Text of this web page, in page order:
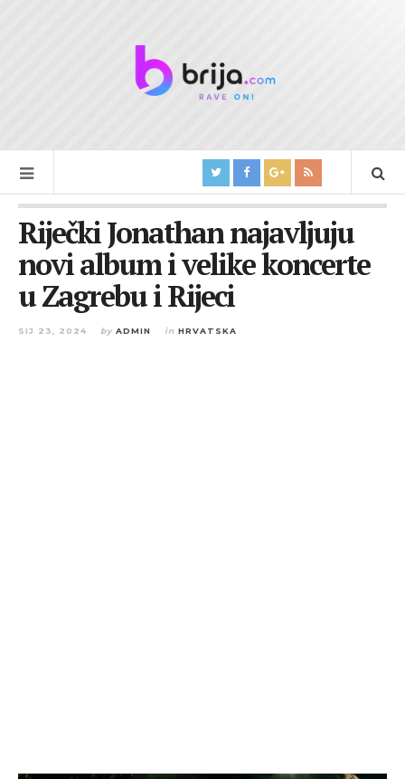
Riječki Jonathan najavljuju
novi album i velike koncerte
u Zagrebu i Rijeci
SIJ 23, 2024 by ADMIN in HRVATSKA